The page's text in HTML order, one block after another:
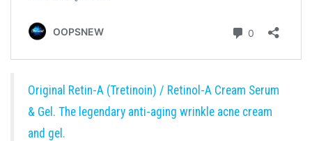
Original Retin-A (Tretinoin) / Retinol-A Cream Serum
& Gel. The legendary anti-aging wrinkle acne cream
and gel.